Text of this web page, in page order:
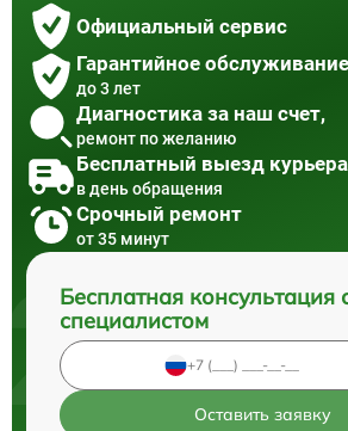
Официальный сервис
Гарантийное обслуживание
до 3 лет
Диагностика за наш счет,
ремонт по желанию
Бесплатный выезд курьера
в день обращения
Срочный ремонт
от 35 минут
Бесплатная консультация
специалистом
Оставить заявку